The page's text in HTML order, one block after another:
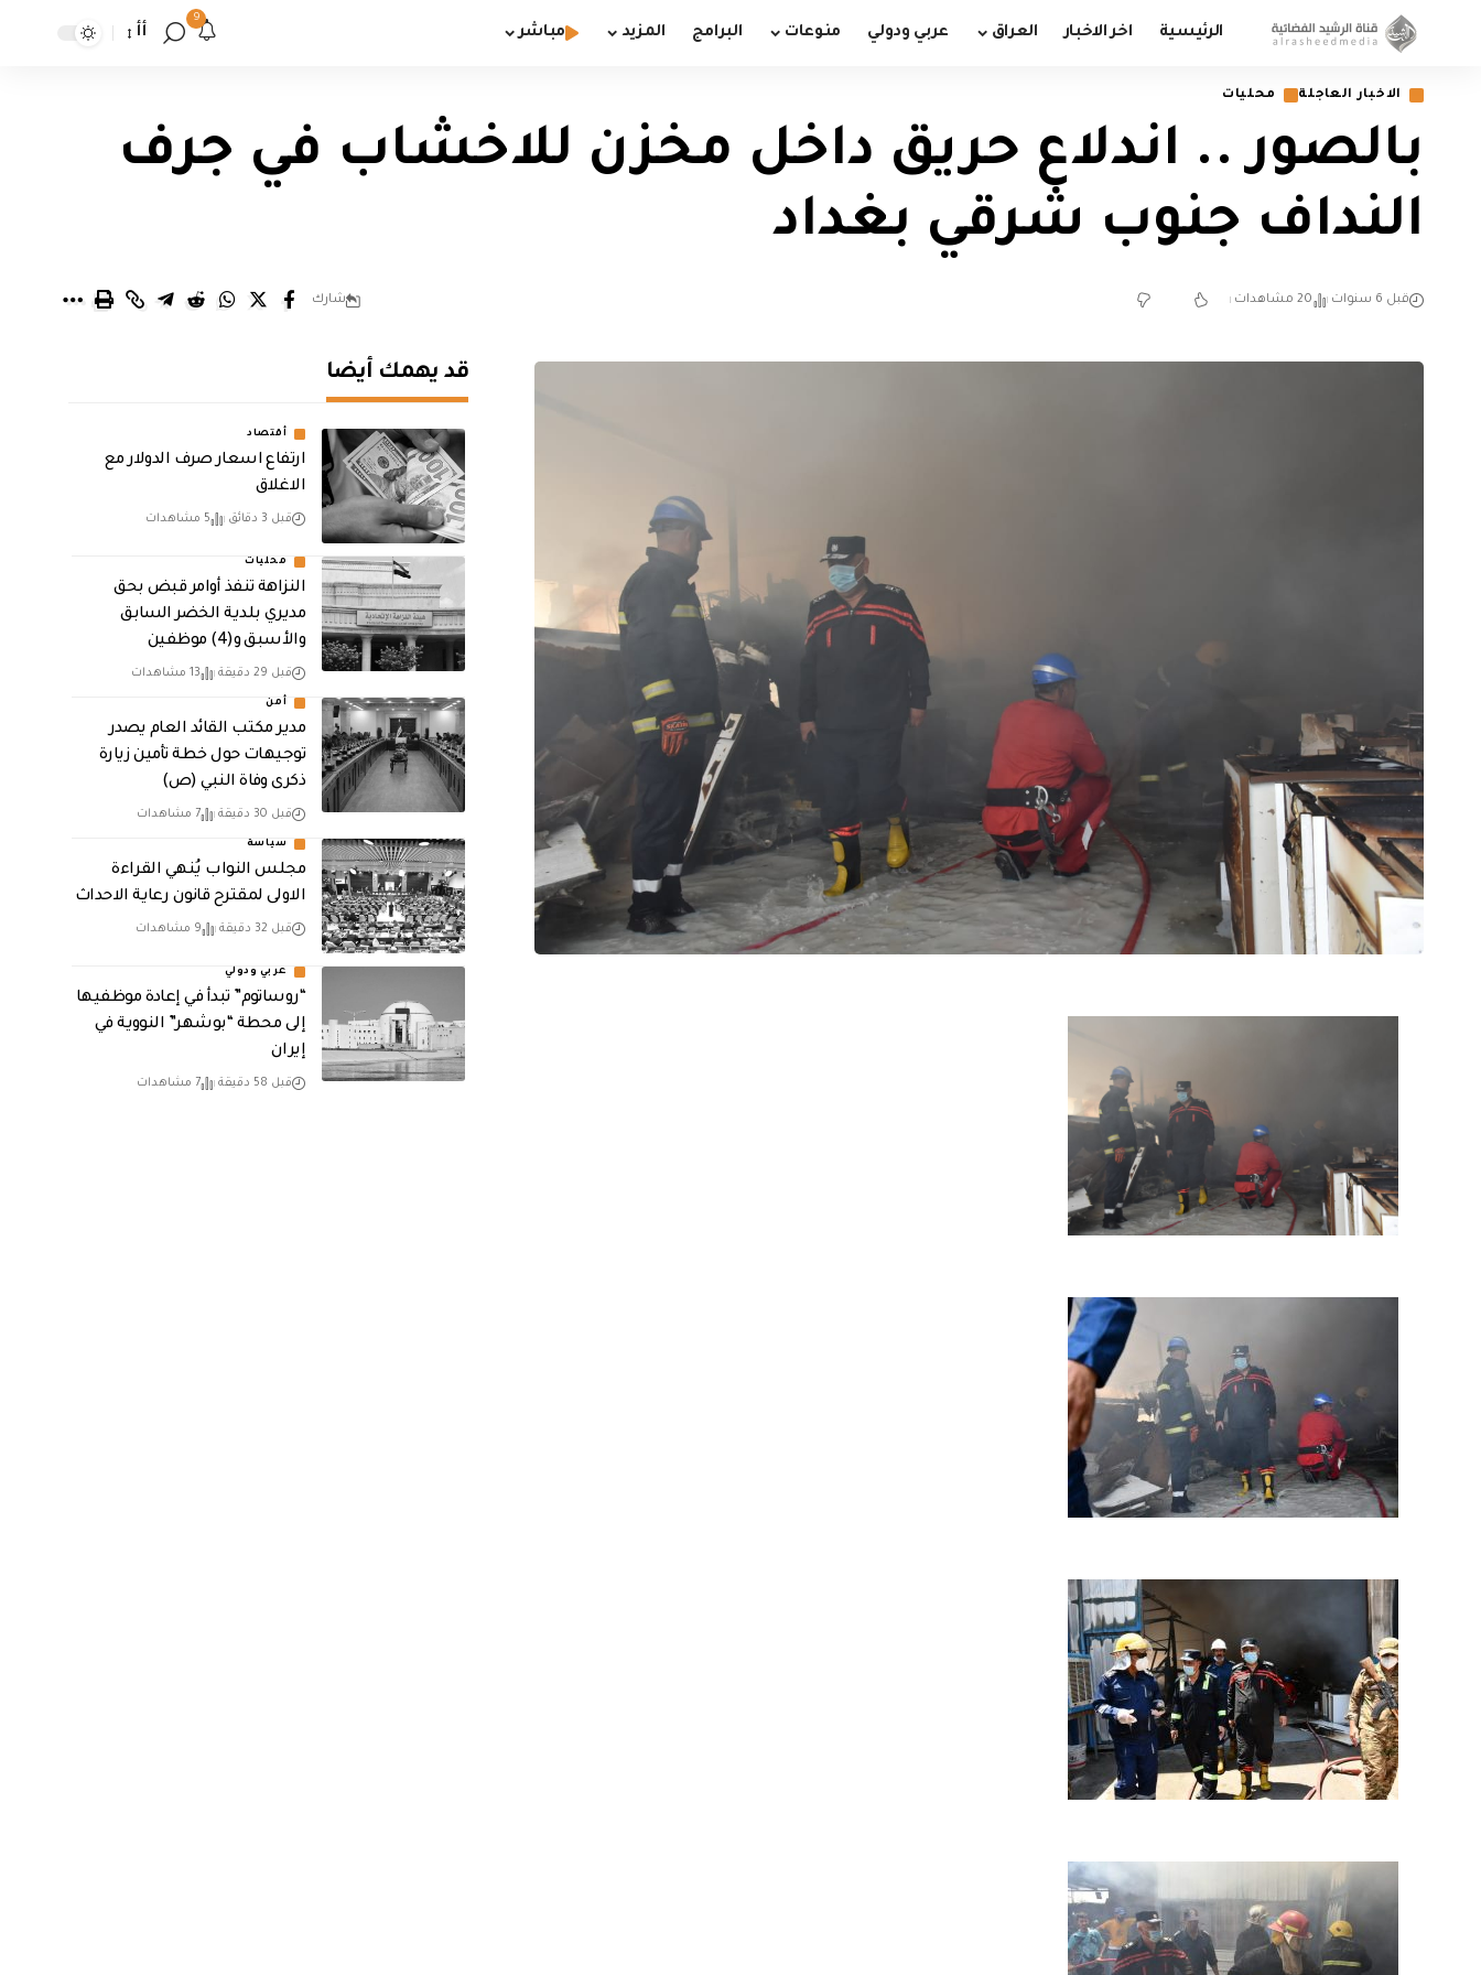
الرئيسية اخر الاخبار العراق عربي ودولي منوعات البرامج المزيد مباشر
9
أأ
الاخبار العاجلة محليات
بالصور .. اندلاع حريق داخل مخزن للاخشاب في جرف
النداف جنوب شرقي بغداد
قبل 6 سنوات 20 مشاهدات شارك
قد يهمك أيضا
أقتصاد
ارتفاع اسعار صرف الدولار مع
الاغلاق
قبل 3 دقائق 5 مشاهدات
محليات
النزاهة تنفذ أوامر قبض بحق
مديري بلدية الخضر السابق
والأسبق و(4) موظفين
قبل 29 دقيقة 13 مشاهدات
أمن
مدير مكتب القائد العام يصدر
توجيهات حول خطة تأمين زيارة
ذكرى وفاة النبي (ص)
قبل 30 دقيقة 7 مشاهدات
سياسة
مجلس النواب يُنهي القراءة
الاولى لمقترح قانون رعاية الاحداث
قبل 32 دقيقة 9 مشاهدات
عربي ودولي
“روساتوم” تبدأ في إعادة موظفيها
إلى محطة “بوشهر” النووية في
إيران
قبل 58 دقيقة 7 مشاهدات